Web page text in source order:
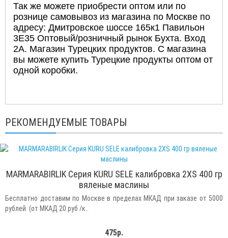
Так же можете приобрести оптом или по
рознице самовывоз из магазина по Москве по
адресу: Дмитровское шоссе 165к1 Павильон
3Е35 Оптовый/розничный рынок Бухта. Вход
2А. Магазин Турецких продуктов. С магазина
вы можете купить Турецкие продукты оптом от
одной коробки.
РЕКОМЕНДУЕМЫЕ ТОВАРЫ
MARMARABIRLIK Серия KURU SELE калибровка 2XS 400 гр
вяленые маслины
Бесплатно доставим по Москве в пределах МКАД при заказе от 5000
рублей. (от МКАД 20 руб /к..
475р.